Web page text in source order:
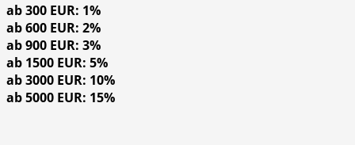
ab 300 EUR: 1%
ab 600 EUR: 2%
ab 900 EUR: 3%
ab 1500 EUR: 5%
ab 3000 EUR: 10%
ab 5000 EUR: 15%